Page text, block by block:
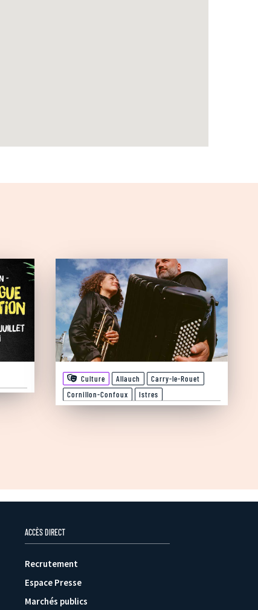
Culture Allauch
Carry-le-Rouet
Cornillon-Confoux
Istres
ACCÈS DIRECT
Recrutement
Espace Presse
Marchés publics